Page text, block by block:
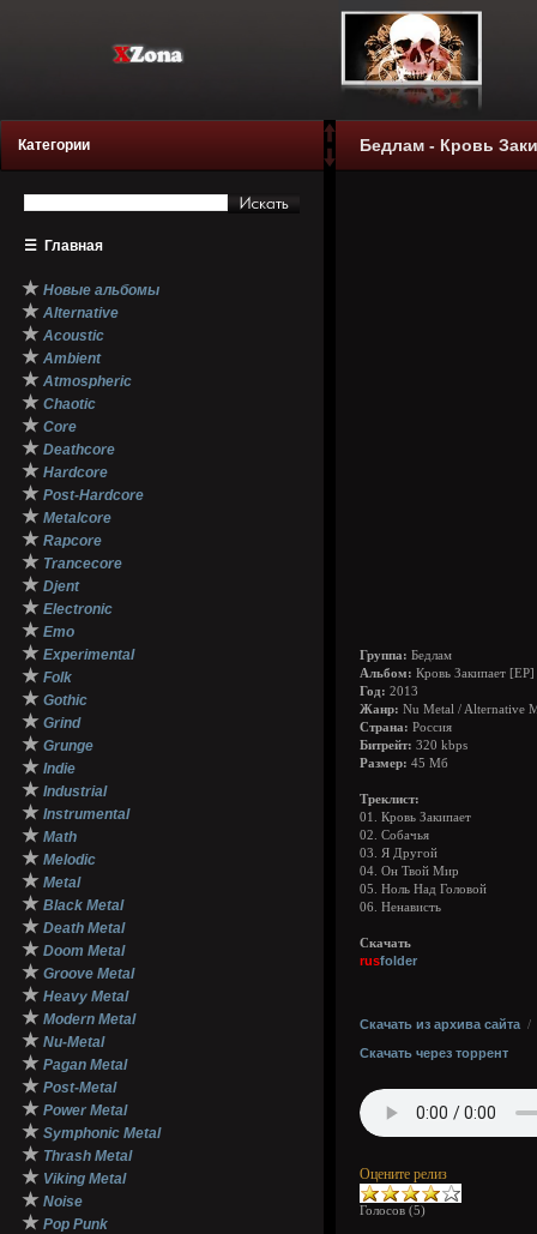
Категории
☰ Главная
★ Новые альбомы
★ Alternative
★ Acoustic
★ Ambient
★ Atmospheric
★ Chaotic
★ Core
★ Deathcore
★ Hardcore
★ Post-Hardcore
★ Metalcore
★ Rapcore
★ Trancecore
★ Djent
★ Electronic
★ Emo
★ Experimental
★ Folk
★ Gothic
★ Grind
★ Grunge
★ Indie
★ Industrial
★ Instrumental
★ Math
★ Melodic
★ Metal
★ Black Metal
★ Death Metal
★ Doom Metal
★ Groove Metal
★ Heavy Metal
★ Modern Metal
★ Nu-Metal
★ Pagan Metal
★ Post-Metal
★ Power Metal
★ Symphonic Metal
★ Thrash Metal
★ Viking Metal
★ Noise
★ Pop Punk
Бедлам - Кровь
Группа: Бедлам
Альбом: Кровь Закипает [EP]
Год: 2013
Жанр: Nu Metal / Alternative
Страна: Россия
Битрейт: 320 kbps
Размер: 45 Мб
Треклист:
01. Кровь Закипает
02. Собачья
03. Я Другой
04. Он Твой Мир
05. Ноль Над Головой
06. Ненависть
Скачать
rusfolder
Скачать из архива сайта /
Скачать через торрент
Оцените релиз
Голосов (5)